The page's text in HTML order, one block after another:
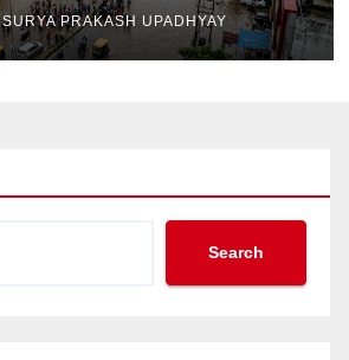
SURYA PRAKASH UPADHYAY
Search